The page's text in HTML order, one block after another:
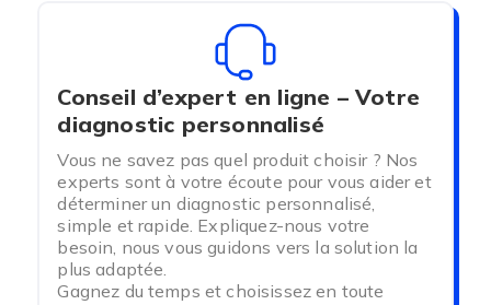
Ainsi Velvi accompagne les femmes dans leur
rééducation périnéaleafin de combattre les
douleurs sexuelles dues à diverses
adaptés pour combattre les sténoses vaginales
rencontrées à la suite de cancers gynécologiques.
Conseil d’expert en ligne – Votre
diagnostic personnalisé
Vous ne savez pas quel produit choisir ? Nos
experts sont à votre écoute pour vous aider et
déterminer un diagnostic personnalisé,
simple et rapide. Expliquez-nous votre
besoin, nous vous guidons vers la solution la
plus adaptée.
Gagnez du temps et choisissez en toute